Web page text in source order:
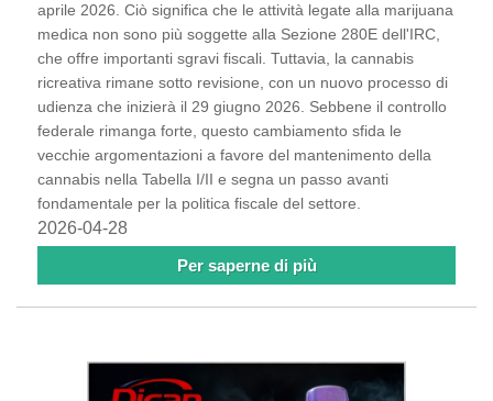
aprile 2026. Ciò significa che le attività legate alla marijuana
medica non sono più soggette alla Sezione 280E dell'IRC,
che offre importanti sgravi fiscali. Tuttavia, la cannabis
ricreativa rimane sotto revisione, con un nuovo processo di
udienza che inizierà il 29 giugno 2026. Sebbene il controllo
federale rimanga forte, questo cambiamento sfida le
vecchie argomentazioni a favore del mantenimento della
cannabis nella Tabella I/II e segna un passo avanti
fondamentale per la politica fiscale del settore.
2026-04-28
Per saperne di più